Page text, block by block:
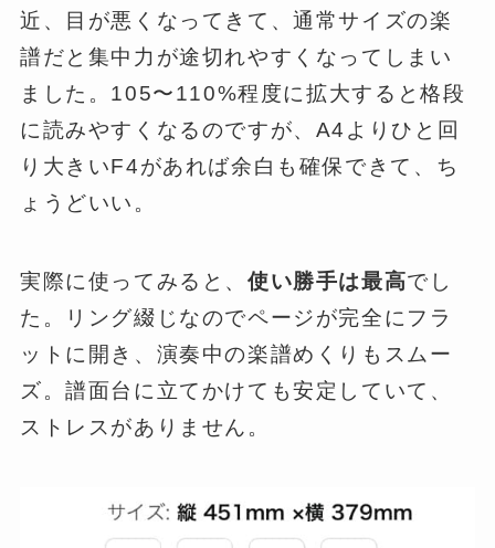
近、目が悪くなってきて、通常サイズの楽
譜だと集中力が途切れやすくなってしまい
ました。105〜110%程度に拡大すると格段
に読みやすくなるのですが、A4よりひと回
り大きいF4があれば余白も確保できて、ち
ょうどいい。
実際に使ってみると、使い勝手は最高でし
た。リング綴じなのでページが完全にフラ
ットに開き、演奏中の楽譜めくりもスムー
ズ。譜面台に立てかけても安定していて、
ストレスがありません。